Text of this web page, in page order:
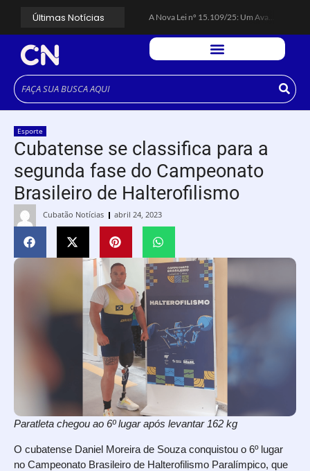
Últimas Notícias
A Nova Lei nº 15.109/25: Um Avanço na Garantia dos Honorários Advocatícios.
Espingarda roubada de agentes de segurança ferroviária é recuperada na Vila Esperança.
Polícia Rodoviária resgata bicho-preguiça na Rodovia dos Imigrantes, em Cubatão.
Cubatão tem vasta programação no Mês da Mulher: atividades começam nesta sexta (7).
Vigilantes são atacados por criminosos armados durante escolta de carga na Vila Esperança.
Esporte
Cubatense se classifica para a
segunda fase do Campeonato
Brasileiro de Halterofilismo
Cubatão Notícias abril 24, 2023
Paratleta chegou ao 6º lugar após levantar 162 kg
O cubatense Daniel Moreira de Souza conquistou o 6º lugar
no Campeonato Brasileiro de Halterofilismo Paralímpico, que